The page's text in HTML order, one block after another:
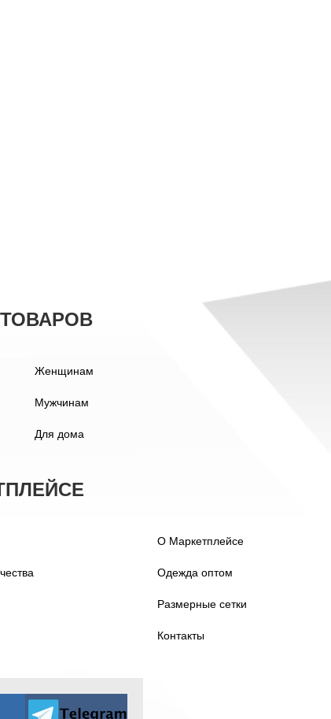
Женщинам
Мужчинам
Для дома
О Маркетплейсе
Одежда оптом
Размерные сетки
Контакты